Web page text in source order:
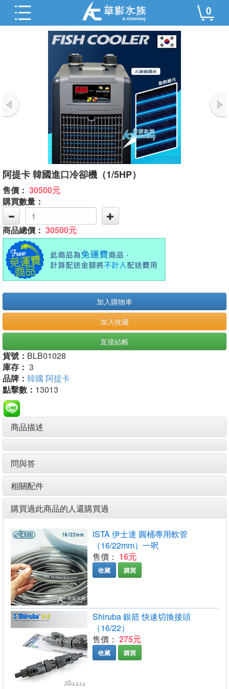
0
阿提卡 韓國進口冷卻機（1/5HP）
售價： 30500元
購買數量：
商品總價： 30500元
加入購物車
加入收藏
直接結帳
貨號： BLB01028
庫存： 3
品牌： 韓國 阿提卡
點擊數： 13013
商品描述
問與答
相關配件
購買過此商品的人還購買過
ISTA 伊士達 圓桶專用軟管
（16/22mm）一呎
售價： 16元
收藏 購買
Shiruba 銀箭 快速切換接頭
（16/22）
售價： 275元
收藏 購買